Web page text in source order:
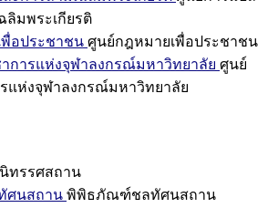
ลิมพระเกียรติ
อประชาชน ศูนย์กฎหมายเพื่อประชาชน
การแห่งจุฬาลงกรณ์มหาวิทยาลัย ศูนย์
แห่งจุฬาลงกรณ์มหาวิทยาลัย
นิทรรศสถาน
นสถาน พิพิธภัณฑ์ชลทัศนสถาน